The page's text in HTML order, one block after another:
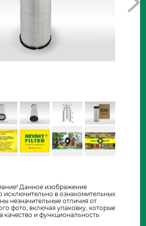
Данное изображение
исключительно в ознакомительных
незначительные отличия от
фото, включая упаковку, которые
качество и функциональность